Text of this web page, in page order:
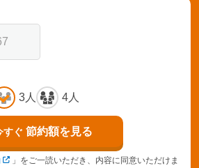
3人 4人
すぐ 節約額を見る
」をご一読いただき、内容に同意いただけま